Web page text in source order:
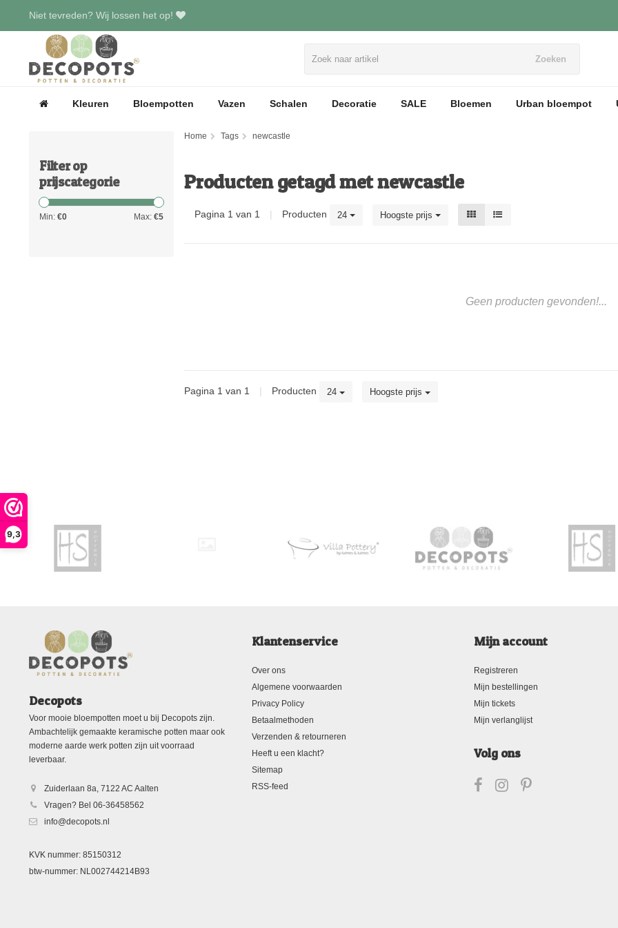
9,3
Niet tevreden? Wij lossen het op!
Zoeken
Kleuren Bloempotten Vazen Schalen Decoratie SALE Bloemen Urban bloempot
Filter op
prijscategorie
Min: €0 Max: €5
Home Tags newcastle
Producten getagd met newcastle
Pagina 1 van 1 | Producten 24 Hoogste prijs
Geen producten gevonden!...
Pagina 1 van 1 | Producten 24 Hoogste prijs
Decopots
Voor mooie bloempotten moet u bij Decopots zijn.
Ambachtelijk gemaakte keramische potten maar ook
moderne aarde werk potten zijn uit voorraad
leverbaar.
Zuiderlaan 8a, 7122 AC Aalten
Vragen? Bel 06-36458562
info@decopots.nl
KVK nummer: 85150312
btw-nummer: NL002744214B93
Klantenservice
Over ons
Algemene voorwaarden
Privacy Policy
Betaalmethoden
Verzenden & retourneren
Heeft u een klacht?
Sitemap
RSS-feed
Mijn account
Registreren
Mijn bestellingen
Mijn tickets
Mijn verlanglijst
Volg ons